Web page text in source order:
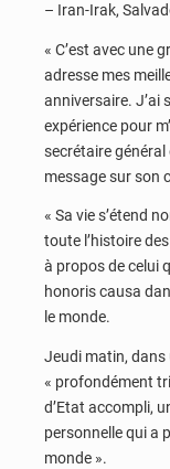
– Iran-Irak,
« C’est avec une
adresse mes
anniversaire. J’ai
expérience pour
secrétaire général
message sur son
« Sa vie s’étend
toute l’histoire
à propos de celui
honoris causa
le monde.
Jeudi matin, dans
« profondément
d’Etat accompli,
personnelle qui a
monde ».